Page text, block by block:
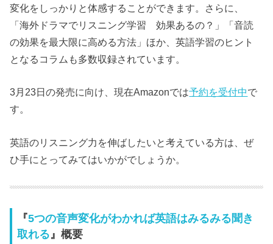
変化をしっかりと体感することができます。さらに、
「海外ドラマでリスニング学習 効果あるの？」「音読
の効果を最大限に高める方法」ほか、英語学習のヒント
となるコラムも多数収録されています。
3月23日の発売に向け、現在Amazonでは予約を受付中で
す。
英語のリスニング力を伸ばしたいと考えている方は、ぜ
ひ手にとってみてはいかがでしょうか。
『5つの音声変化がわかれば英語はみるみる聞き
取れる 』概要